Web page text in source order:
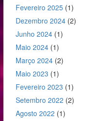
Fevereiro 2025 (1)
Dezembro 2024 (2)
Junho 2024 (1)
Maio 2024 (1)
Março 2024 (2)
Maio 2023 (1)
Fevereiro 2023 (1)
Setembro 2022 (2)
Agosto 2022 (1)